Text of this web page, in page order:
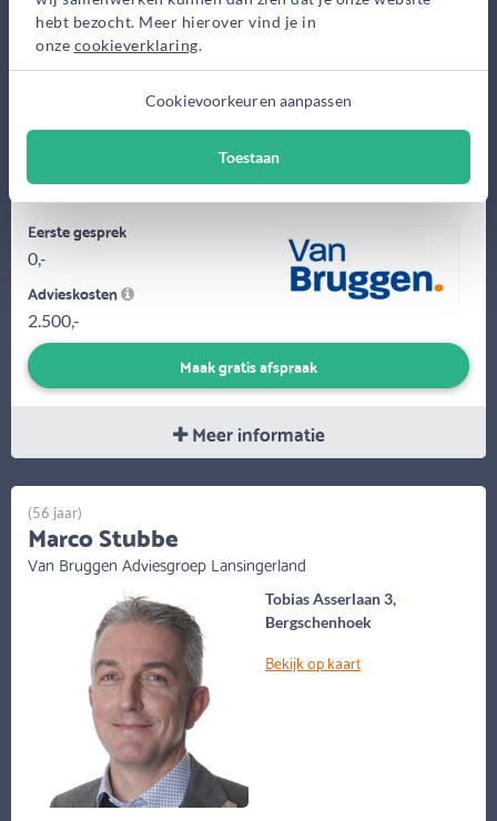
hebt bezocht. Meer hierover vind je in
onze cookieverklaring.
Cookievoorkeuren aanpassen
Toestaan
Ik ben Hans Terlouw en heb meer dan 20 jaar ervaring in de
financiële dienstverlening. Ik begeleid iedereen van A tot Z met
zijn hypotheek....
Eerste gesprek
0,-
Advieskosten
2.500,-
Maak gratis afspraak
Meer informatie
Tobias Asserlaan 3,
Bergschenhoek
Bekijk op kaart
(56 jaar)
Marco Stubbe
Van Bruggen Adviesgroep Lansingerland